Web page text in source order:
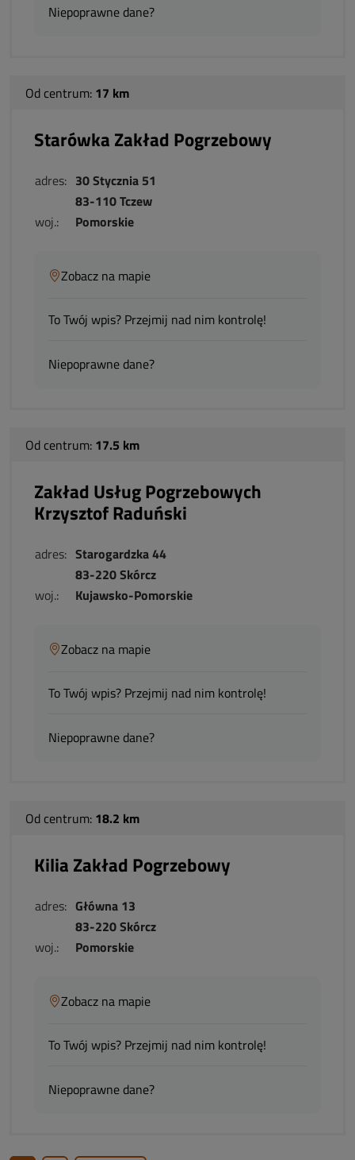
Niepoprawne dane?
Od centrum: 17 km
Starówka Zakład Pogrzebowy
adres: 30 Stycznia 51
83-110 Tczew
woj.:
Pomorskie
Zobacz na mapie
To Twój wpis? Przejmij nad nim kontrolę!
Niepoprawne dane?
Od centrum: 17.5 km
Zakład Usług Pogrzebowych
Krzysztof Raduński
adres: Starogardzka 44
83-220 Skórcz
woj.:
Kujawsko-Pomorskie
Zobacz na mapie
To Twój wpis? Przejmij nad nim kontrolę!
Niepoprawne dane?
Od centrum: 18.2 km
Kilia Zakład Pogrzebowy
adres: Główna 13
83-220 Skórcz
woj.:
Pomorskie
Zobacz na mapie
To Twój wpis? Przejmij nad nim kontrolę!
Niepoprawne dane?